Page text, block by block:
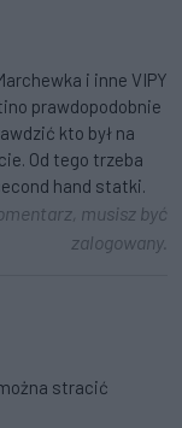
i inne VIPY
prawdopodobnie
kto był na
Od tego trzeba
hand statki.
musisz być
zalogowany.
stracić